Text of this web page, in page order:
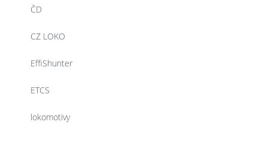
ČD
CZ LOKO
EffiShunter
ETCS
lokomotivy